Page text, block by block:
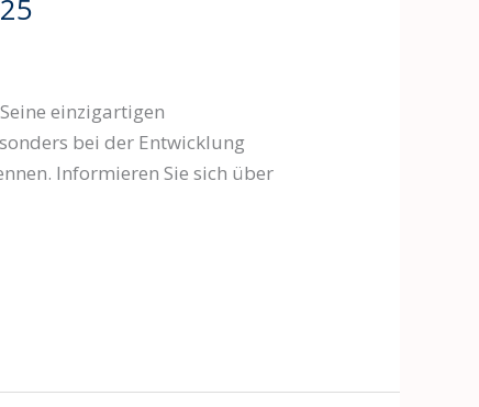
einzigartigen
bei der Entwicklung
Informieren Sie sich über